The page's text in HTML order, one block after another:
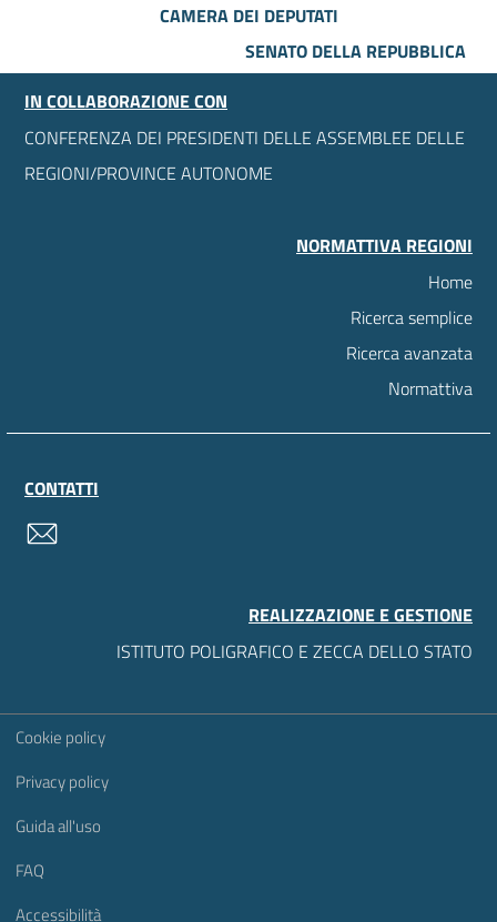
CAMERA DEI DEPUTATI
SENATO DELLA REPUBBLICA
IN COLLABORAZIONE CON
CONFERENZA DEI PRESIDENTI DELLE ASSEMBLEE DELLE
REGIONI/PROVINCE AUTONOME
NORMATTIVA REGIONI
Home
Ricerca semplice
Ricerca avanzata
Normattiva
CONTATTI
REALIZZAZIONE E GESTIONE
ISTITUTO POLIGRAFICO E ZECCA DELLO STATO
Sezione Link Utili
Cookie policy
Privacy policy
Guida all'uso
FAQ
Accessibilità